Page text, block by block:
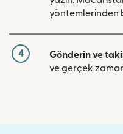
yöntemlerinden
4 Gönderin ve
ve gerçek